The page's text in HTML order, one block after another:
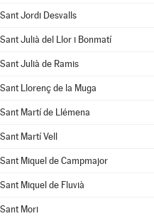
Sant Jordi Desvalls
Sant Julià del Llor i Bonmatí
Sant Julià de Ramis
Sant Llorenç de la Muga
Sant Martí de Llémena
Sant Martí Vell
Sant Miquel de Campmajor
Sant Miquel de Fluvià
Sant Mori